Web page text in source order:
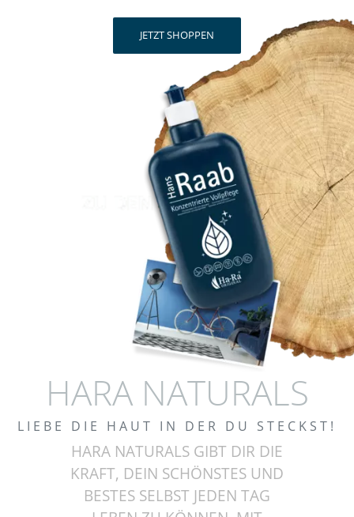
JETZT SHOPPEN
HARA NATURALS
LIEBE DIE HAUT IN DER DU STECKST!
HARA NATURALS GIBT DIR DIE
KRAFT, DEIN SCHÖNSTES UND
BESTES SELBST JEDEN TAG